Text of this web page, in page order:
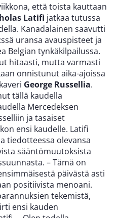
että toista kauttaan
Latifi jatkaa tutussa
Kanadalainen saavutti
uransa avauspisteet ja
Belgian tynkäkilpailussa.
hitaasti, mutta varmasti
onnistunut aika-ajoissa
George Russellia.
tällä kaudella
Mercedeksen
ja tasaiset
ensi kaudelle. Latifi
tiedotteessa olevansa
sääntömuutoksista
– Tämä on
päivästä asti
positiivista menoani.
tekemistä,
ensi kauden